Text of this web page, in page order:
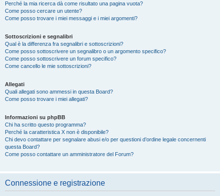
Perché la mia ricerca dà come risultato una pagina vuota?
Come posso cercare un utente?
Come posso trovare i miei messaggi e i miei argomenti?
Sottoscrizioni e segnalibri
Qual è la differenza fra segnalibri e sottoscrizioni?
Come posso sottoscrivere un segnalibro o un argomento specifico?
Come posso sottoscrivere un forum specifico?
Come cancello le mie sottoscrizioni?
Allegati
Quali allegati sono ammessi in questa Board?
Come posso trovare i miei allegati?
Informazioni su phpBB
Chi ha scritto questo programma?
Perché la caratteristica X non è disponibile?
Chi devo contattare per segnalare abusi e/o per questioni d’ordine legale concernenti
questa Board?
Come posso contattare un amministratore del Forum?
Connessione e registrazione